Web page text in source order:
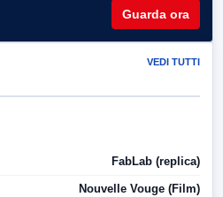
Guarda ora
VEDI TUTTI
FabLab (replica)
Nouvelle Vouge (Film)